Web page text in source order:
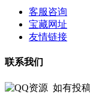
客服咨询
宝藏网址
友情链接
联系我们
如有投